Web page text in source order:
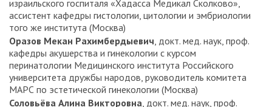
израильского госпиталя «Хадасса Медикал Сколково»,
ассистент кафедры гистологии, цитологии и эмбриологии
того же института (Москва)
Оразов Мекан Рахимбердыевич , докт. мед. наук, проф.
кафедры акушерства и гинекологии с курсом
перинатологии Медицинского института Российского
университета дружбы народов, руководитель комитета
МАРС по эстетической гинекологии (Москва)
Соловьёва Алина Викторовна , докт. мед. наук, проф.